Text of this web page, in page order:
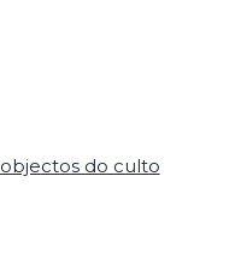
do culto